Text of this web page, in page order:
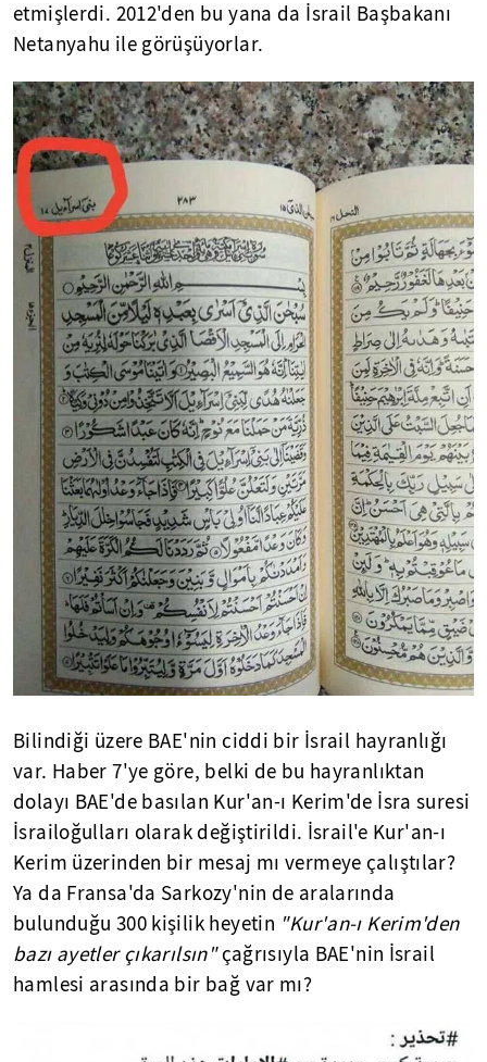
etmişlerdi. 2012'den bu yana da İsrail Başbakanı
Netanyahu ile görüşüyorlar.
Bilindiği üzere BAE'nin ciddi bir İsrail hayranlığı
var. Haber 7'ye göre, belki de bu hayranlıktan
dolayı BAE'de basılan Kur'an-ı Kerim'de İsra suresi
İsrailoğulları olarak değiştirildi. İsrail'e Kur'an-ı
Kerim üzerinden bir mesaj mı vermeye çalıştılar?
Ya da Fransa'da Sarkozy'nin de aralarında
bulunduğu 300 kişilik heyetin "Kur'an-ı Kerim'den
bazı ayetler çıkarılsın"çağrısıyla BAE'nin İsrail
hamlesi arasında bir bağ var mı?